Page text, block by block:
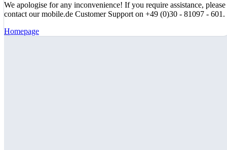
We apologise for any inconvenience! If you require assistance, please
contact our mobile.de Customer Support on +49 (0)30 - 81097 - 601.
Homepage